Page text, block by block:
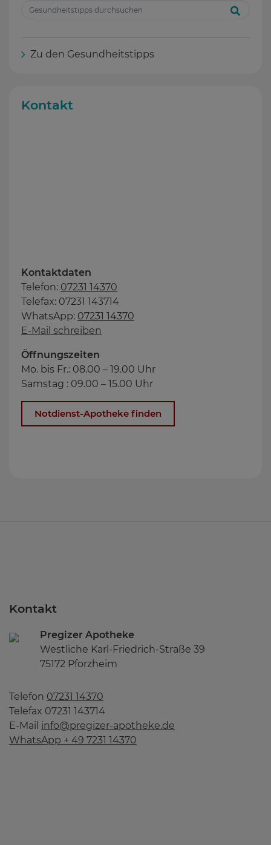
Zu den Gesundheitstipps
Kontakt
Kontaktdaten
Telefon: 07231 14370
Telefax: 07231 143714
WhatsApp: 07231 14370
E-Mail schreiben
Öffnungszeiten
Mo. bis Fr.: 08.00 – 19.00 Uhr
Samstag : 09.00 – 15.00 Uhr
Notdienst-Apotheke finden
Kontakt
Pregizer Apotheke
Westliche Karl-Friedrich-Straße 39
75172 Pforzheim
Telefon 07231 14370
Telefax 07231 143714
E-Mail info@pregizer-apotheke.de
WhatsApp + 49 7231 14370